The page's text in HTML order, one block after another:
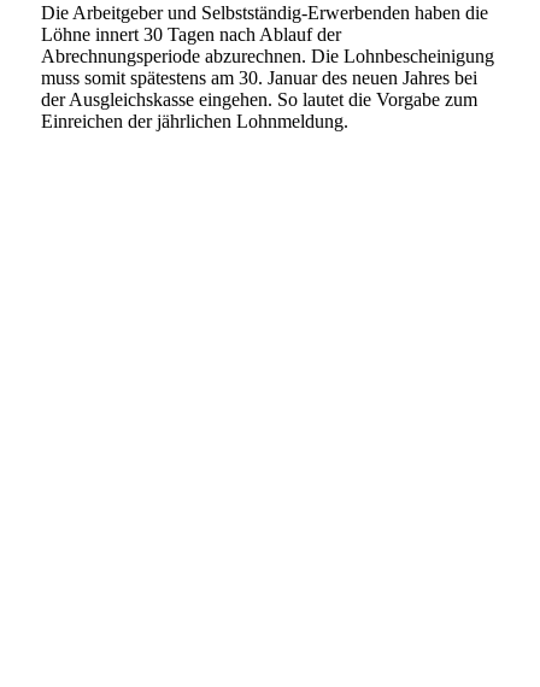
Die Arbeitgeber und Selbstständig-Erwerbenden haben die
Löhne innert 30 Tagen nach Ablauf der
Abrechnungsperiode abzurechnen. Die Lohnbescheinigung
muss somit spätestens am 30. Januar des neuen Jahres bei
der Ausgleichskasse eingehen. So lautet die Vorgabe zum
Einreichen der jährlichen Lohnmeldung.